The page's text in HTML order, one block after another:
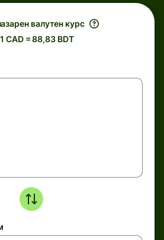
валутен курс
CAD = 88,83 BDT